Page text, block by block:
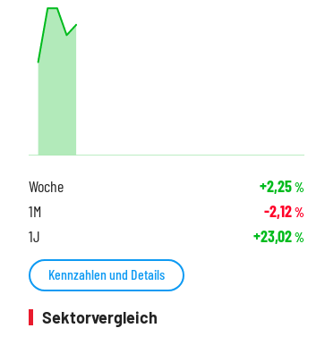
Woche +2,25%
1M -2,12%
1J +23,02%
Kennzahlen und Details
Sektorvergleich